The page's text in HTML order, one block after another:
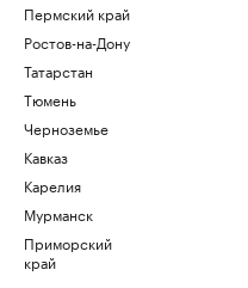
Пермский край
Ростов-на-Дону
Татарстан
Тюмень
Черноземье
Кавказ
Карелия
Мурманск
Приморский
край